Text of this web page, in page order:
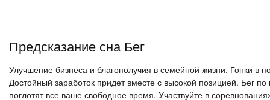
Предсказание сна Бег
Улучшение бизнеса и благополучия в семейной жизни. Гонки в
Достойный заработок придет вместе с высокой позицией. Бег
поглотят все ваше свободное время. Участвуйте в